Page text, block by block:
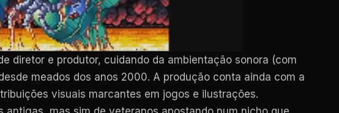
diretor e produtor, cuidando da ambientação sonora (com
meados dos anos 2000. A produção conta ainda com a
visuais marcantes em jogos e ilustrações.